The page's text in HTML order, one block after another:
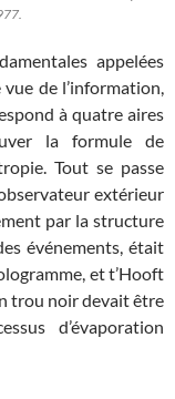
appelées
de l’information,
à quatre aires
la formule de
Tout se passe
extérieur
par la structure
événements, était
et t’Hooft
trou noir devait être
d’évaporation